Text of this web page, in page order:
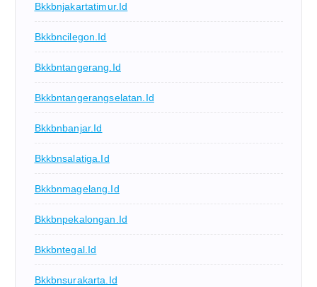
Bkkbnjakartatimur.id
Bkkbncilegon.id
Bkkbntangerang.id
Bkkbntangerangselatan.id
Bkkbnbanjar.id
Bkkbnsalatiga.id
Bkkbnmagelang.id
Bkkbnpekalongan.id
Bkkbntegal.id
Bkkbnsurakarta.id